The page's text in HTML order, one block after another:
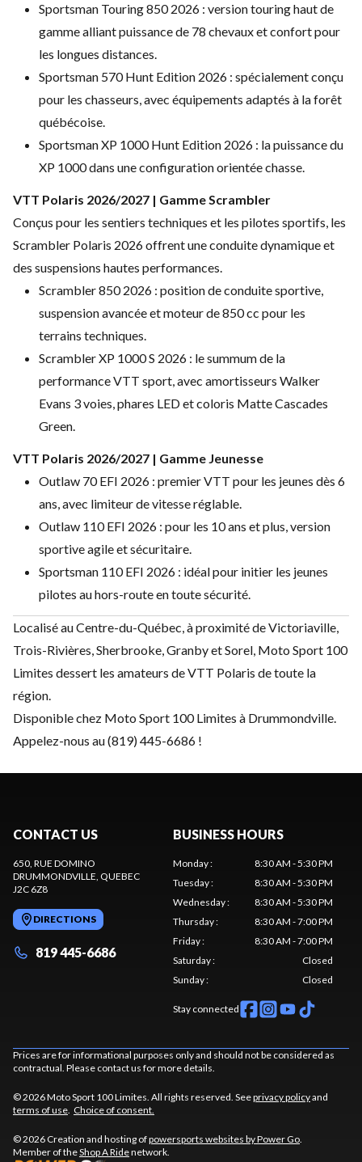
Sportsman Touring 850 2026 : version touring haut de
gamme alliant puissance de 78 chevaux et confort pour
les longues distances.
Sportsman 570 Hunt Edition 2026 : spécialement conçu
pour les chasseurs, avec équipements adaptés à la forêt
québécoise.
Sportsman XP 1000 Hunt Edition 2026 : la puissance du
XP 1000 dans une configuration orientée chasse.
VTT Polaris 2026/2027 | Gamme Scrambler
Conçus pour les sentiers techniques et les pilotes sportifs, les
Scrambler Polaris 2026 offrent une conduite dynamique et
des suspensions hautes performances.
Scrambler 850 2026 : position de conduite sportive,
suspension avancée et moteur de 850 cc pour les
terrains techniques.
Scrambler XP 1000 S 2026 : le summum de la
performance VTT sport, avec amortisseurs Walker
Evans 3 voies, phares LED et coloris Matte Cascades
Green.
VTT Polaris 2026/2027 | Gamme Jeunesse
Outlaw 70 EFI 2026 : premier VTT pour les jeunes dès 6
ans, avec limiteur de vitesse réglable.
Outlaw 110 EFI 2026 : pour les 10 ans et plus, version
sportive agile et sécuritaire.
Sportsman 110 EFI 2026 : idéal pour initier les jeunes
pilotes au hors-route en toute sécurité.
Localisé au Centre-du-Québec, à proximité de Victoriaville,
Trois-Rivières, Sherbrooke, Granby et Sorel, Moto Sport 100
Limites dessert les amateurs de VTT Polaris de toute la
région.
Disponible chez Moto Sport 100 Limites à Drummondville.
Appelez-nous au (819) 445-6686 !
CONTACT US
650, RUE DOMINO
DRUMMONDVILLE, QUEBEC
J2C 6Z8
DIRECTIONS
819 445-6686
BUSINESS HOURS
Monday:
8:30 AM - 5:30 PM
Tuesday:
8:30 AM - 5:30 PM
Wednesday:
8:30 AM - 5:30 PM
Thursday:
8:30 AM - 7:00 PM
Friday:
8:30 AM - 7:00 PM
Saturday:
Closed
Sunday: Closed
Stay connected
Prices are for informational purposes only and should not be considered as
contractual. Please contact us for more details.
© 2026 Moto Sport 100 Limites. All rights reserved. Seeprivacy policyand
terms of use. Choice of consent.
© 2026 Creation and hosting ofpowersports websites by Power Go.
Member of theShop A Ridenetwork.